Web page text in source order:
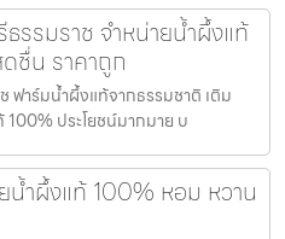
รรมราช จำหน่ายน้ำผึ้งแท้
ชื่น ราคาถูก
ฟาร์มน้ำผึ้งแท้จากธรรมชาติ เติม
ประโยชน์มากมาย บ
น้ำผึ้งแท้ 100% หอม หวาน